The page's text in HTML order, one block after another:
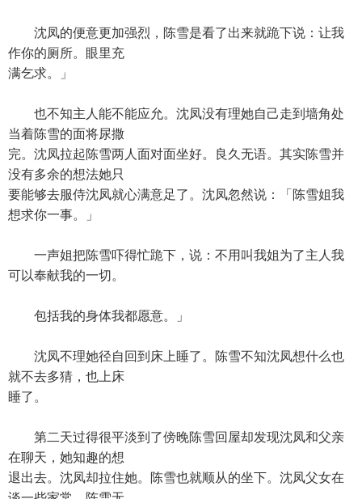
沈凤的便意更加强烈，陈雪是看了出来就跪下说：让我
作你的厕所。眼里充
满乞求。」
也不知主人能不能应允。沈凤没有理她自己走到墙角处
当着陈雪的面将尿撒
完。沈凤拉起陈雪两人面对面坐好。良久无语。其实陈雪并
没有多余的想法她只
要能够去服侍沈凤就心满意足了。沈凤忽然说：「陈雪姐我
想求你一事。」
一声姐把陈雪吓得忙跪下，说：不用叫我姐为了主人我
可以奉献我的一切。
包括我的身体我都愿意。」
沈凤不理她径自回到床上睡了。陈雪不知沈凤想什么也
就不去多猜，也上床
睡了。
第二天过得很平淡到了傍晚陈雪回屋却发现沈凤和父亲
在聊天，她知趣的想
退出去。沈凤却拉住她。陈雪也就顺从的坐下。沈凤父女在